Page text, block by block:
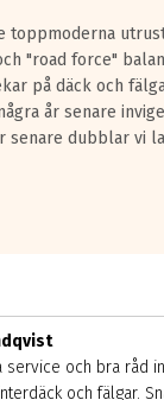
toppmoderna
"road force"
på däck och
år senare
senare dubblar vi
service och bra råd
och fälgar.